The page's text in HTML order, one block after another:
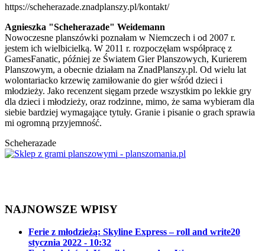
https://scheherazade.znadplanszy.pl/kontakt/
Agnieszka "Scheherazade" Weidemann
Nowoczesne planszówki poznałam w Niemczech i od 2007 r.
jestem ich wielbicielką. W 2011 r. rozpoczęłam współpracę z
GamesFanatic, później ze Światem Gier Planszowych, Kurierem
Planszowym, a obecnie działam na ZnadPlanszy.pl. Od wielu lat
wolontariacko krzewię zamiłowanie do gier wśród dzieci i
młodzieży. Jako recenzent sięgam przede wszystkim po lekkie gry
dla dzieci i młodzieży, oraz rodzinne, mimo, że sama wybieram dla
siebie bardziej wymagające tytuły. Granie i pisanie o grach sprawia
mi ogromną przyjemność.
Scheherazade
NAJNOWSZE WPISY
Ferie z młodzieżą: Skyline Express – roll and write20
stycznia 2022 - 10:32